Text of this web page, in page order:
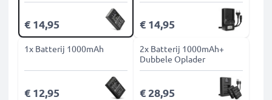
€ 14,95 € 14,95
1x Batterij 1000mAh
€ 12,95
2x Batterij 1000mAh+
Dubbele Oplader
€ 28,95